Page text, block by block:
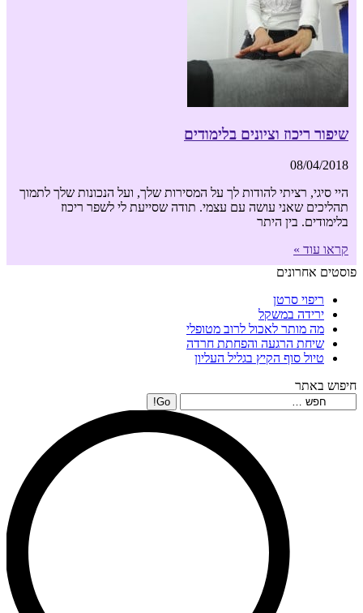
שיפור ריכוז וציונים בלימודים
08/04/2018
היי סיגי, רציתי להודות לך על המסירות שלך, ועל הנכונות שלך לתמוך
תהליכים שאני עושה עם עצמי. תודה שסייעת לי לשפר ריכוז
בלימודים. בין היתר
קראו עוד »
פוסטים אחרונים
ריפוי סרטן
ירידה במשקל
מה מותר לאכול לרוב מטופלי
שיחת הרגעה והפחתת חרדה
טיול סוף הקיץ בגליל העליון
חיפוש באתר
Search: